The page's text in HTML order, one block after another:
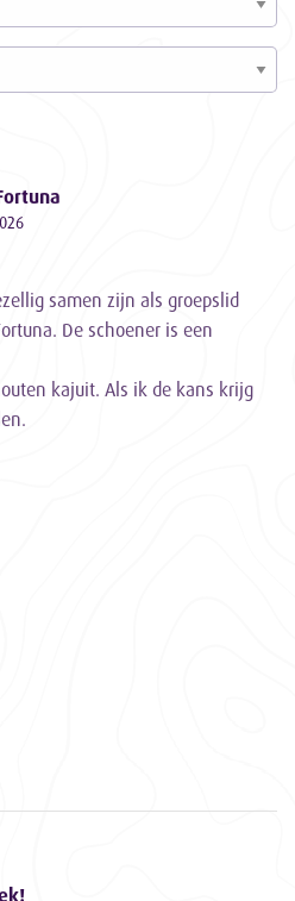
samen zijn als groepslid
De schoener is een
kajuit. Als ik de kans krijg